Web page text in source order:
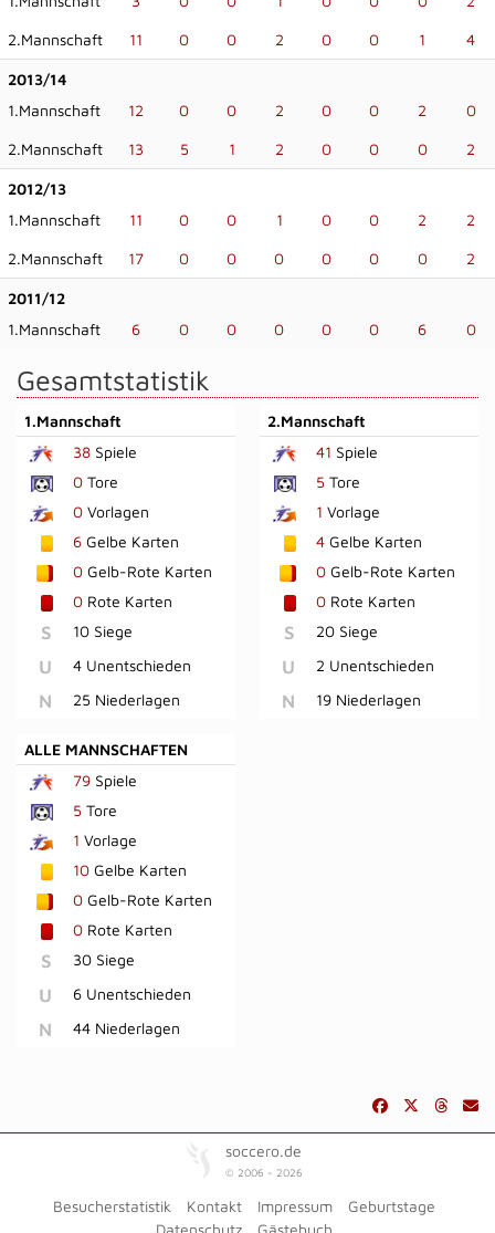
2.Mannschaft 11 0 0 2 0 0 1 4
2013/14
1.Mannschaft
12 0 0 2 0 0 2 0
2.Mannschaft 13 5 1 2 0 0 0 2
2012/13
1.Mannschaft
11 0 0 1 0 0 2 2
2.Mannschaft 17 0 0 0 0 0 0 2
2011/12
1.Mannschaft
6 0 0 0 0 0 6 0
Gesamtstatistik
1.Mannschaft
38 Spiele
0 Tore
0 Vorlagen
6 Gelbe Karten
0 Gelb-Rote Karten
0 Rote Karten
S 10 Siege
U 4 Unentschieden
N 25 Niederlagen
2.Mannschaft
41 Spiele
5 Tore
1 Vorlage
4Gelbe Karten
0Gelb-Rote Karten
0Rote Karten
S 20 Siege
U 2 Unentschieden
N 19 Niederlagen
ALLE MANNSCHAFTEN
79 Spiele
5 Tore
1 Vorlage
10 Gelbe Karten
0 Gelb-Rote Karten
0 Rote Karten
S 30 Siege
U 6 Unentschieden
N 44 Niederlagen
soccero.de
© 2006 - 2026
Besucherstatistik Kontakt Impressum
Geburtstage
Datenschutz
Gästebuch